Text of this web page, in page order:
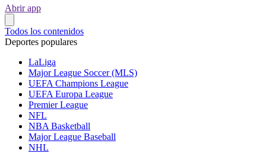
Abrir app
Todos los contenidos
Deportes populares
LaLiga
Major League Soccer (MLS)
UEFA Champions League
UEFA Europa League
Premier League
NFL
NBA Basketball
Major League Baseball
NHL